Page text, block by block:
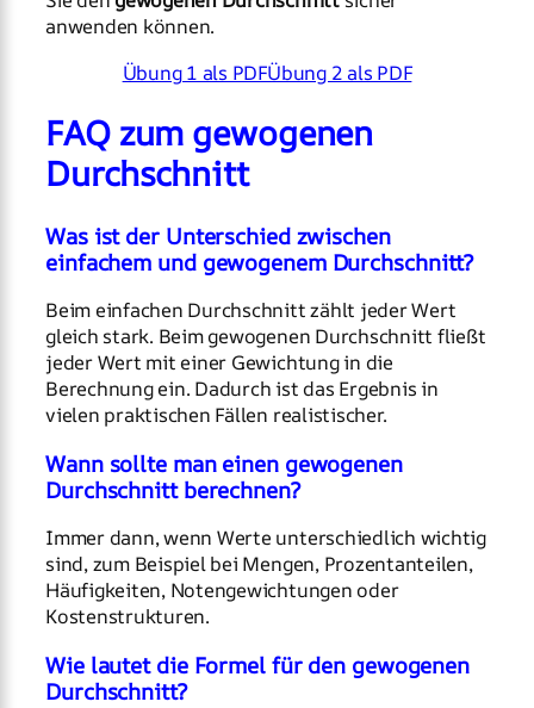
anwenden können.
Übung 1 als PDFÜbung 2 als PDF
FAQ zum gewogenen
Durchschnitt
Was ist der Unterschied zwischen
einfachem und gewogenem Durchschnitt?
Beim einfachen Durchschnitt zählt jeder Wert
gleich stark. Beim gewogenen Durchschnitt fließt
jeder Wert mit einer Gewichtung in die
Berechnung ein. Dadurch ist das Ergebnis in
vielen praktischen Fällen realistischer.
Wann sollte man einen gewogenen
Durchschnitt berechnen?
Immer dann, wenn Werte unterschiedlich wichtig
sind, zum Beispiel bei Mengen, Prozentanteilen,
Häufigkeiten, Notengewichtungen oder
Kostenstrukturen.
Wie lautet die Formel für den gewogenen
Durchschnitt?